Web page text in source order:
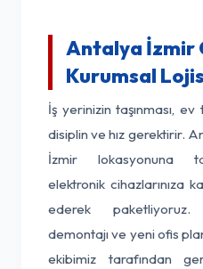
Antalya İzmir
Kurumsal
İş yerinizin taşınması,
disiplin ve hız gerektirir.
İzmir lokasyonuna
elektronik cihazlarınıza
ederek paketliyoruz.
demontajı ve yeni ofis
ekibimiz tarafından